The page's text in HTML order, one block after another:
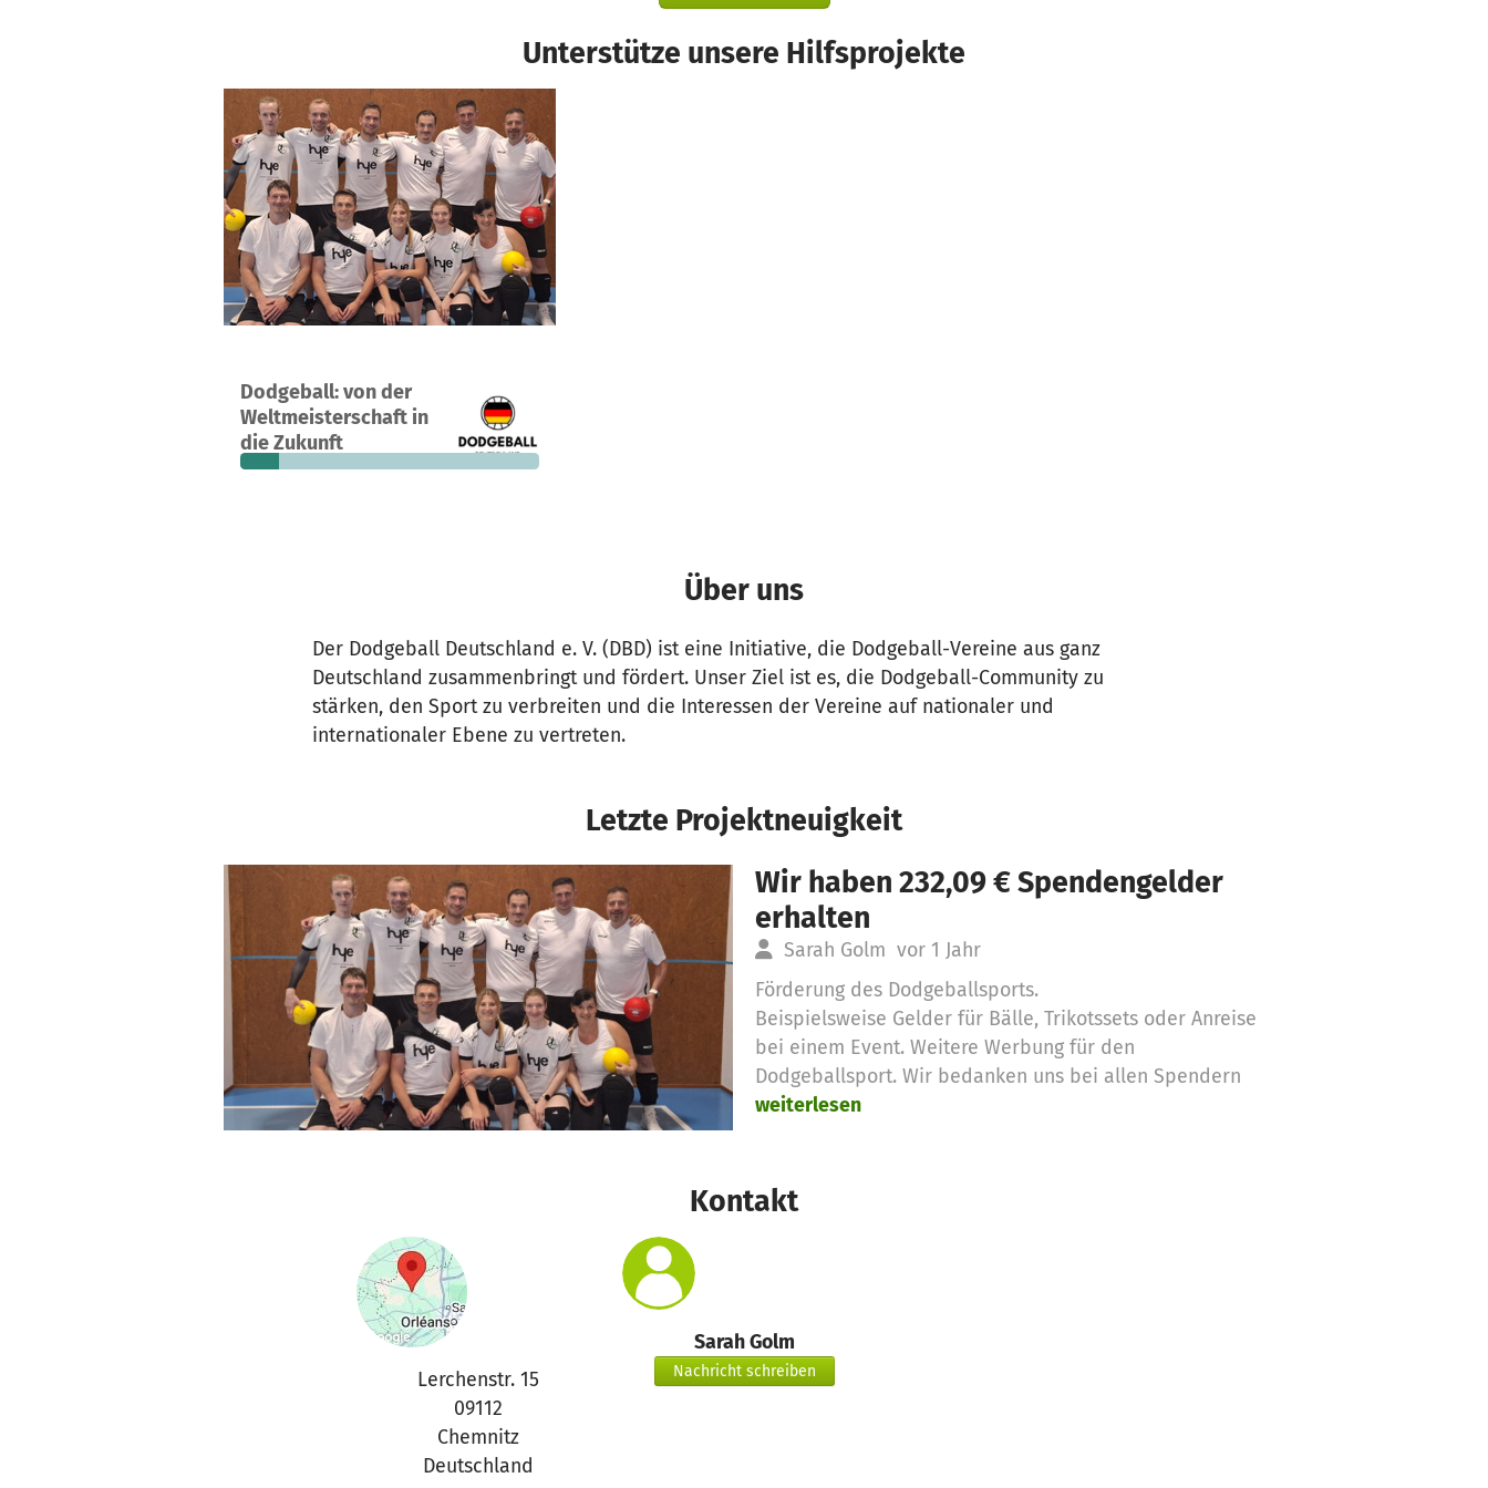
Unterstütze unsere Hilfsprojekte
Dodgeball: von der
Weltmeisterschaft in
die Zukunft
Ein Projekt in Chemnitz, Deutschland
20
Spenden
13 % 1.562 €
fehlen noch
Über uns
Der Dodgeball Deutschland e. V. (DBD) ist eine Initiative, die Dodgeball-Vereine aus ganz
Deutschland zusammenbringt und fördert. Unser Ziel ist es, die Dodgeball-Community zu
stärken, den Sport zu verbreiten und die Interessen der Vereine auf nationaler und
internationaler Ebene zu vertreten.
Letzte Projektneuigkeit
Wir haben 232,09 € Spendengelder
erhalten
Sarah Golm vor 1 Jahr
Förderung des Dodgeballsports.
Beispielsweise Gelder für Bälle, Trikotssets oder Anreise
bei einem Event. Weitere Werbung für den
Dodgeballsport. Wir bedanken uns bei allen Spendern
weiterlesen
Kontakt
Lerchenstr. 15
09112
Chemnitz
Deutschland
Sarah Golm
Nachricht schreiben